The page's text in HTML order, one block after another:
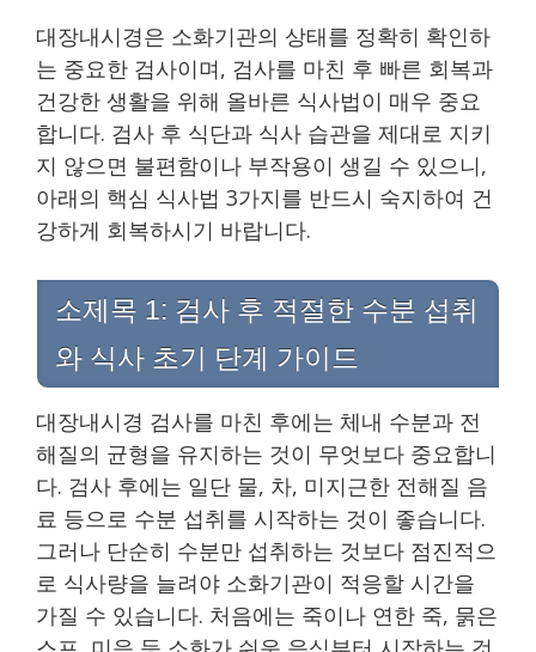
대장내시경은 소화기관의 상태를 정확히 확인하
는 중요한 검사이며, 검사를 마친 후 빠른 회복과
건강한 생활을 위해 올바른 식사법이 매우 중요
합니다. 검사 후 식단과 식사 습관을 제대로 지키
지 않으면 불편함이나 부작용이 생길 수 있으니,
아래의 핵심 식사법 3가지를 반드시 숙지하여 건
강하게 회복하시기 바랍니다.
소제목 1: 검사 후 적절한 수분 섭취
와 식사 초기 단계 가이드
대장내시경 검사를 마친 후에는 체내 수분과 전
해질의 균형을 유지하는 것이 무엇보다 중요합니
다. 검사 후에는 일단 물, 차, 미지근한 전해질 음
료 등으로 수분 섭취를 시작하는 것이 좋습니다.
그러나 단순히 수분만 섭취하는 것보다 점진적으
로 식사량을 늘려야 소화기관이 적응할 시간을
가질 수 있습니다. 처음에는 죽이나 연한 죽, 묽은